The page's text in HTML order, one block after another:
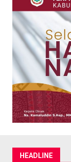
HEADLINE